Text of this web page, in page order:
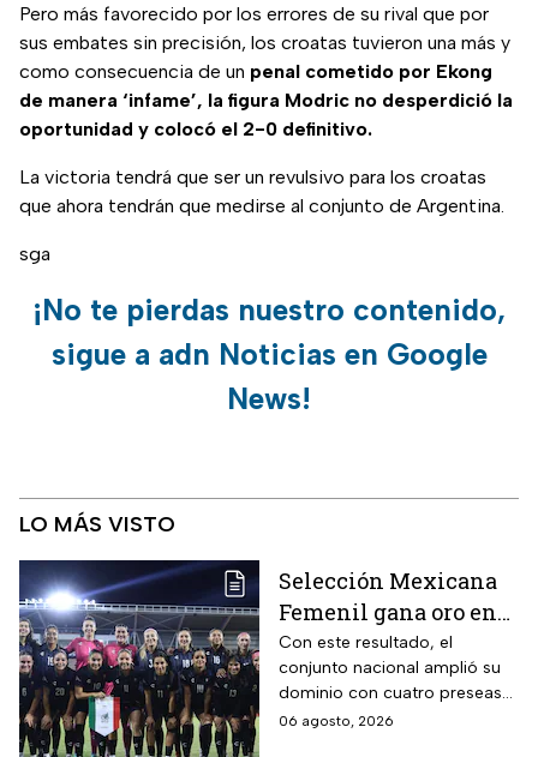
Pero más favorecido por los errores de su rival que por
sus embates sin precisión, los croatas tuvieron una más y
como consecuencia de un penal cometido por Ekong
de manera ‘infame’, la figura Modric no desperdició la
oportunidad y colocó el 2-0 definitivo.
La victoria tendrá que ser un revulsivo para los croatas
que ahora tendrán que medirse al conjunto de Argentina.
sga
¡No te pierdas nuestro contenido,
sigue a adn Noticias en Google
News!
LO MÁS VISTO
Selección Mexicana
Femenil gana oro en
Juegos
Centroamericanos; el
camino de México a la
gloria
Con este resultado, el
conjunto nacional amplió su
dominio con cuatro preseas
doradas de forma
06 agosto, 2026